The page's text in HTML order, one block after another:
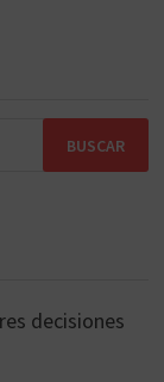
decisiones